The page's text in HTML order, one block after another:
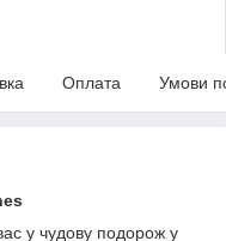
Оплата Умови
у чудову подорож у